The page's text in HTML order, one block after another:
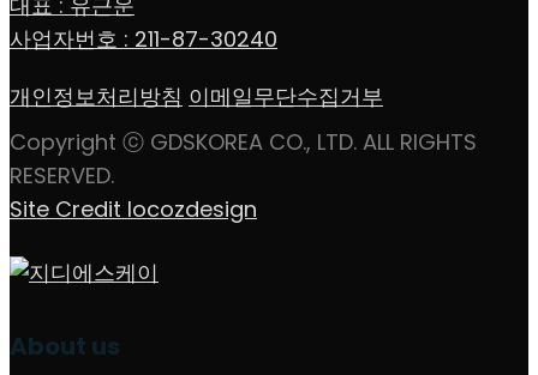
사업자번호 : 211-87-30240
개인정보처리방침 이메일무단수집거부
Copyright ⓒ GDSKOREA CO., LTD. ALL RIGHTS
RESERVED.
Site Credit locozdesign
About us